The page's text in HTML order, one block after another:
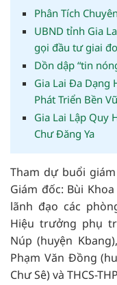
Phân Tích
UBND tỉnh Gia
gọi đầu tư giai
Dồn dập “tin
Gia Lai Đa Dạng
Phát Triển Bền
Gia Lai Lập Quy
Chư Đăng Ya
Tham dự buổi
Giám đốc: Bùi
lãnh đạo các
Hiệu trưởng phụ
Núp (huyện
Phạm Văn Đồng
Chư Sê) và THCS-